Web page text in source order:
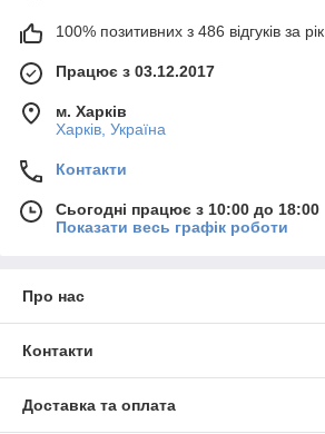
100% позитивних з 486 відгуків за рік
Працює з 03.12.2017
м. Харків
Харків, Україна
Контакти
Сьогодні працює з 10:00 до 18:00
Показати весь графік роботи
Про нас
Контакти
Доставка та оплата